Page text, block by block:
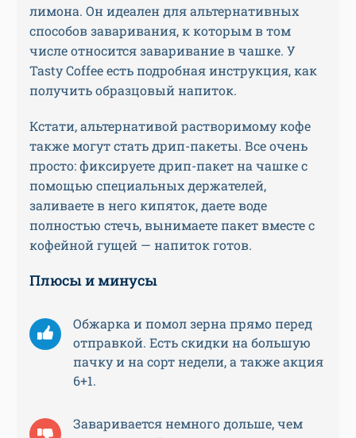
лимона. Он идеален для альтернативных
способов заваривания, к которым в том
числе относится заваривание в чашке. У
Tasty Coffee есть подробная инструкция, как
получить образцовый напиток.
Кстати, альтернативой растворимому кофе
также могут стать дрип-пакеты. Все очень
просто: фиксируете дрип-пакет на чашке с
помощью специальных держателей,
заливаете в него кипяток, даете воде
полностью стечь, вынимаете пакет вместе с
кофейной гущей — напиток готов.
Плюсы и минусы
Обжарка и помол зерна прямо перед
отправкой. Есть скидки на большую
пачку и на сорт недели, а также акция
6+1.
Заваривается немного дольше, чем